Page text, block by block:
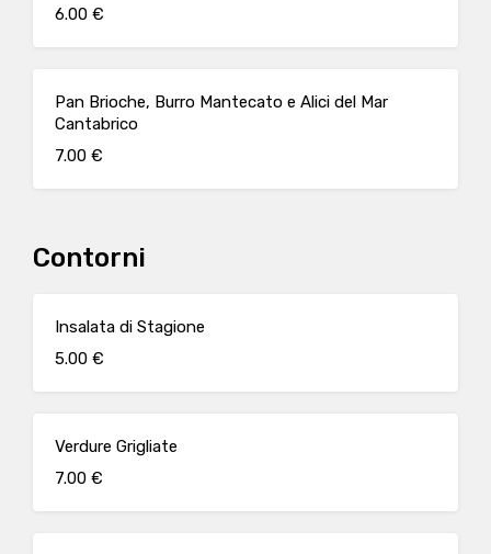
6.00 €
Pan Brioche, Burro Mantecato e Alici del Mar
Cantabrico
7.00 €
Contorni
Insalata di Stagione
5.00 €
Verdure Grigliate
7.00 €